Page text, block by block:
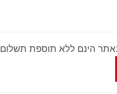
באתר הינם ללא תוספת תשלום